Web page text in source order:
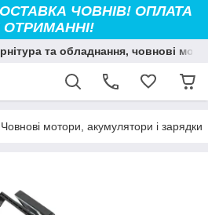
ЧОВНІВ! ОПЛАТА
ОТРИМАННІ!
та обладнання, човнові
Човнові мотори, акумулятори і зарядки